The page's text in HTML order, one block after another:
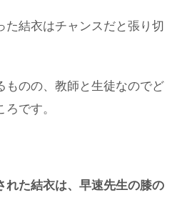
た結衣はチャンスだと張り切
ものの、教師と生徒なのでど
です。
れた結衣は、早速先生の膝の